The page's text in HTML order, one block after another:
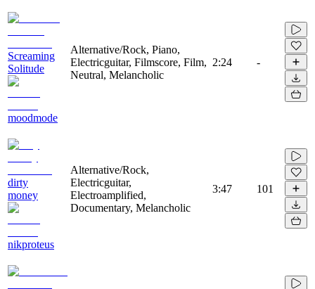
Screaming
Solitude
moodmode
Alternative/Rock, Piano,
Electricguitar, Filmscore, Film,
Neutral, Melancholic
2:24 -
dirty
money
nikproteus
Alternative/Rock,
Electricguitar,
Electroamplified,
Documentary, Melancholic
3:47 101